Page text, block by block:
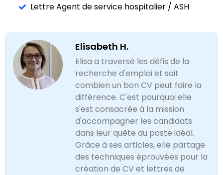
Lettre Agent de service hospitalier / ASH
Elisabeth H.
Elisa a traversé les défis de la
recherche d'emploi et sait
combien un bon CV peut faire la
différence. C'est pourquoi elle
s'est consacrée à la mission
d'accompagner les candidats
dans leur quête du poste idéal.
Grâce à ses articles, elle partage
des techniques éprouvées pour la
création de CV et lettres de